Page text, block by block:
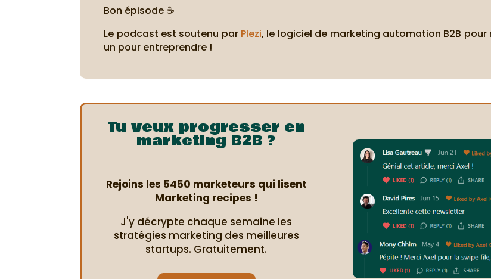
Bon épisode ☕
Le podcast est soutenu par Plezi, le logiciel de marketing automation B2B
un pour entreprendre !
Tu veux progresser en
marketing B2B ?
Rejoins les 5450 marketeurs qui lisent
Marketing recipes !
J'y décrypte chaque semaine les
stratégies marketing des meilleures
startups. Gratuitement.